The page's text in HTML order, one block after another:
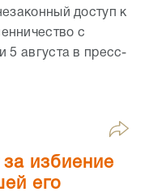
доступ к
с
5 августа в пресс-
избиение
его